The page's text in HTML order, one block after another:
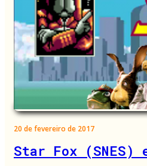
20 de fevereiro de 2017
Star Fox (SNES)